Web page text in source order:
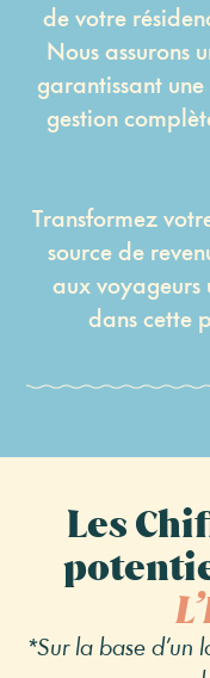
de votre
Nous assurons
garantissant
gestion
Transformez
source de
aux voyageurs
dans cette
Les
*Sur la base d’un